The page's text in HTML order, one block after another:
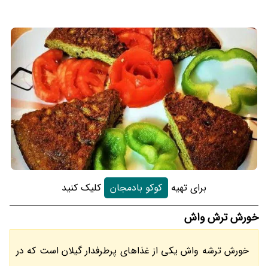
برای تهیه کوکو بادمجان کلیک کنید
خورش ترش واش
خورش ترشه واش یکی از غذاهای پرطرفدار گیلان است که در